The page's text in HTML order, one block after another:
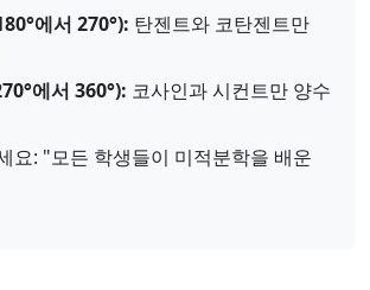
에서 270°): 탄젠트와 코탄젠트만
에서 360°): 코사인과 시컨트만 양수
요: "모든 학생들이 미적분학을 배운